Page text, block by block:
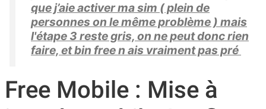
que j’aie activer ma sim ( plein de
personnes on le même problème ) mais
l'étape 3 reste gris, on ne peut donc rien
faire, et bin free n ais vraiment pas pré
Free Mobile : Mise à